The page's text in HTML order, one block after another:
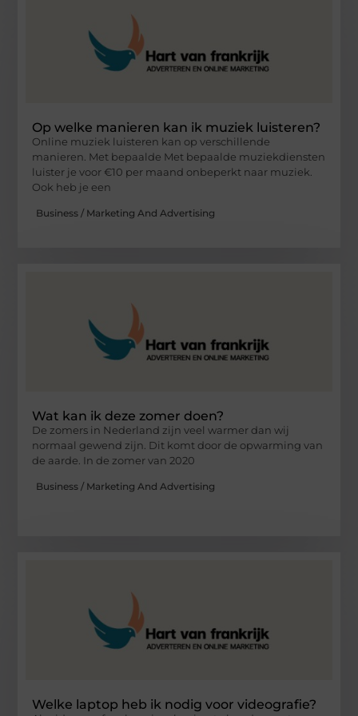
Op welke manieren kan ik muziek luisteren?
Online muziek luisteren kan op verschillende
manieren. Met bepaalde Met bepaalde muziekdiensten
luister je voor €10 per maand onbeperkt naar muziek.
Ook heb je een
Business / Marketing And Advertising
Wat kan ik deze zomer doen?
De zomers in Nederland zijn veel warmer dan wij
normaal gewend zijn. Dit komt door de opwarming van
de aarde. In de zomer van 2020
Business / Marketing And Advertising
Welke laptop heb ik nodig voor videografie?